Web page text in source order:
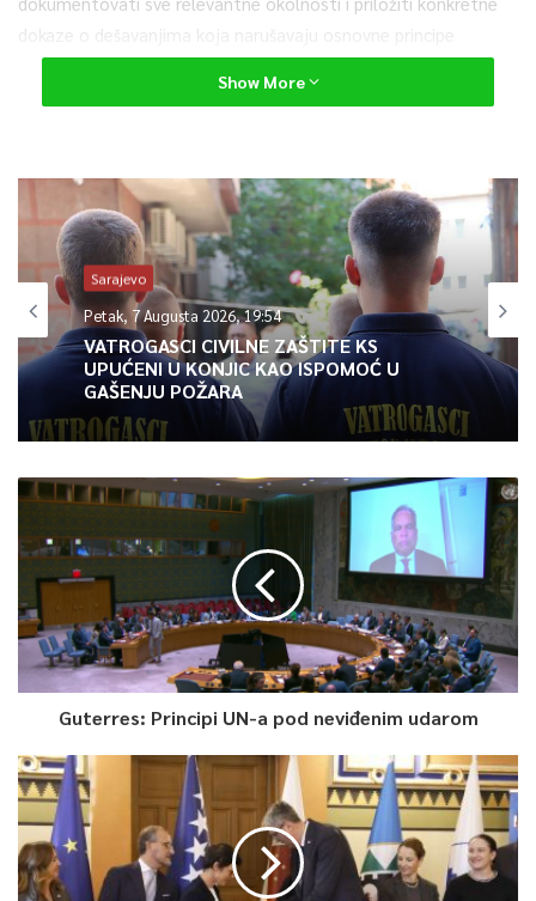
dokaze o dešavanjima koja narušavaju osnovne principe
sportskog takmičenja”, najavili su. U međuvremenu,NS BiH se
oglasio nakon spornih odluka na meču Široki Brijeg –
krovne kuće bh nogometa.
0
Article Rating
Show More
Sarajevo
Petak, 7 Augusta 2026, 19:54
VATROGASCI CIVILNE ZAŠTITE KS
UPUĆENI U KONJIC KAO ISPOMOĆ U
GAŠENJU POŽARA
Guterres: Principi UN-a pod neviđenim udarom